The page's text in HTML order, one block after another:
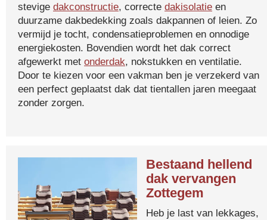
stevige dakconstructie, correcte dakisolatie en
duurzame dakbedekking zoals dakpannen of leien. Zo
vermijd je tocht, condensatieproblemen en onnodige
energiekosten. Bovendien wordt het dak correct
afgewerkt met onderdak, nokstukken en ventilatie.
Door te kiezen voor een vakman ben je verzekerd van
een perfect geplaatst dak dat tientallen jaren meegaat
zonder zorgen.
Bestaand hellend
dak vervangen
Zottegem
Heb je last van lekkages,